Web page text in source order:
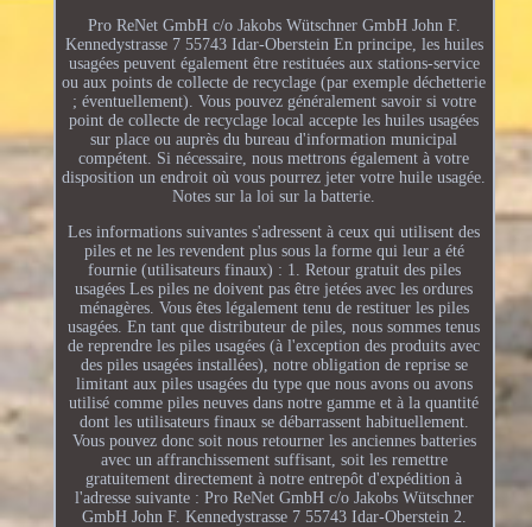
Pro ReNet GmbH c/o Jakobs Wütschner GmbH John F.
Kennedystrasse 7 55743 Idar-Oberstein En principe, les huiles
usagées peuvent également être restituées aux stations-service
ou aux points de collecte de recyclage (par exemple déchetterie
; éventuellement). Vous pouvez généralement savoir si votre
point de collecte de recyclage local accepte les huiles usagées
sur place ou auprès du bureau d'information municipal
compétent. Si nécessaire, nous mettrons également à votre
disposition un endroit où vous pourrez jeter votre huile usagée.
Notes sur la loi sur la batterie.
Les informations suivantes s'adressent à ceux qui utilisent des
piles et ne les revendent plus sous la forme qui leur a été
fournie (utilisateurs finaux) : 1. Retour gratuit des piles
usagées Les piles ne doivent pas être jetées avec les ordures
ménagères. Vous êtes légalement tenu de restituer les piles
usagées. En tant que distributeur de piles, nous sommes tenus
de reprendre les piles usagées (à l'exception des produits avec
des piles usagées installées), notre obligation de reprise se
limitant aux piles usagées du type que nous avons ou avons
utilisé comme piles neuves dans notre gamme et à la quantité
dont les utilisateurs finaux se débarrassent habituellement.
Vous pouvez donc soit nous retourner les anciennes batteries
avec un affranchissement suffisant, soit les remettre
gratuitement directement à notre entrepôt d'expédition à
l'adresse suivante : Pro ReNet GmbH c/o Jakobs Wütschner
GmbH John F. Kennedystrasse 7 55743 Idar-Oberstein 2.